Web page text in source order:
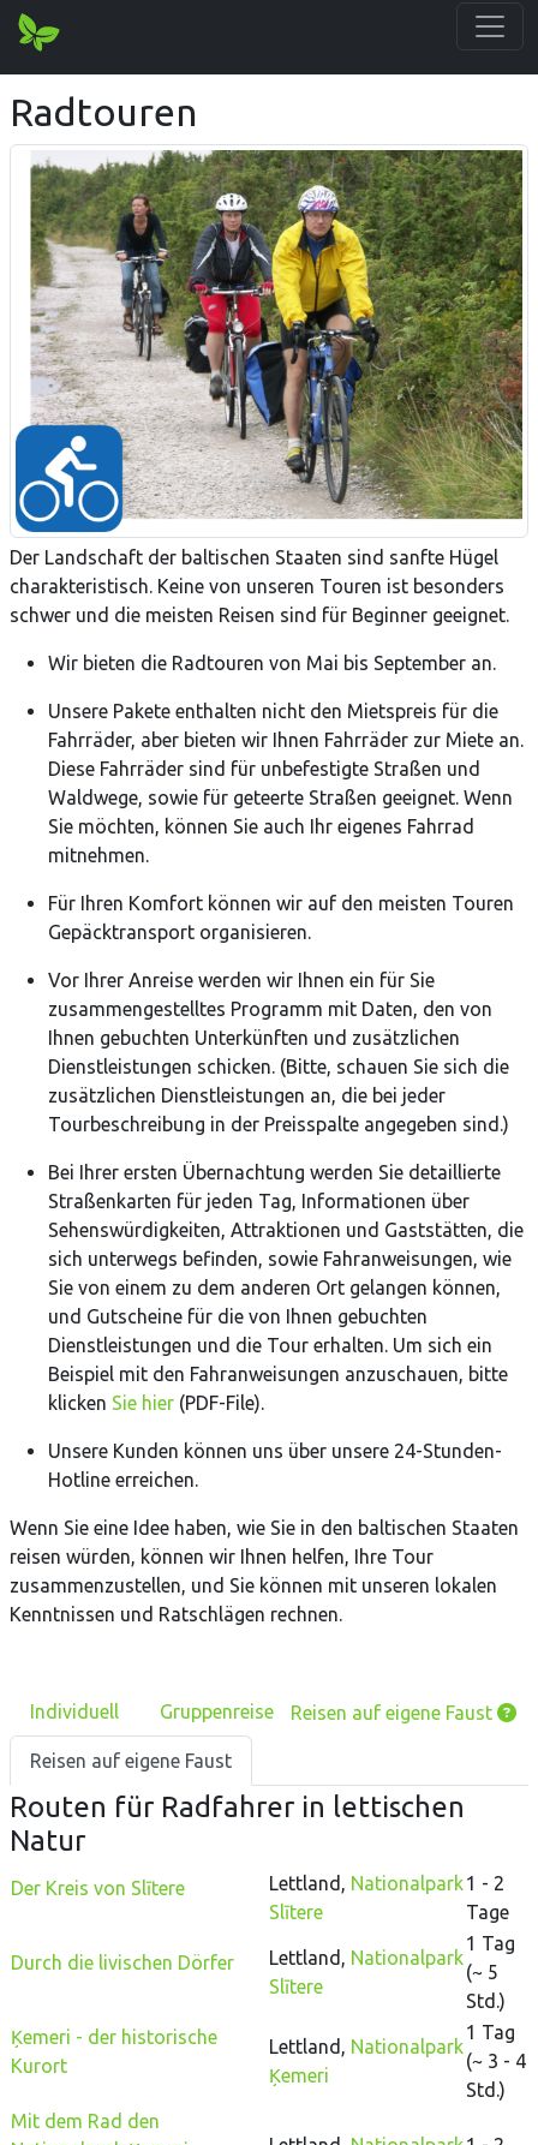
Radtouren
Der Landschaft der baltischen Staaten sind sanfte Hügel
charakteristisch. Keine von unseren Touren ist besonders
schwer und die meisten Reisen sind für Beginner geeignet.
Wir bieten die Radtouren von Mai bis September an.
Unsere Pakete enthalten nicht den Mietspreis für die
Fahrräder, aber bieten wir Ihnen Fahrräder zur Miete an.
Diese Fahrräder sind für unbefestigte Straßen und
Waldwege, sowie für geteerte Straßen geeignet. Wenn
Sie möchten, können Sie auch Ihr eigenes Fahrrad
mitnehmen.
Für Ihren Komfort können wir auf den meisten Touren
Gepäcktransport organisieren.
Vor Ihrer Anreise werden wir Ihnen ein für Sie
zusammengestelltes Programm mit Daten, den von
Ihnen gebuchten Unterkünften und zusätzlichen
Dienstleistungen schicken. (Bitte, schauen Sie sich die
zusätzlichen Dienstleistungen an, die bei jeder
Tourbeschreibung in der Preisspalte angegeben sind.)
Bei Ihrer ersten Übernachtung werden Sie detaillierte
Straßenkarten für jeden Tag, Informationen über
Sehenswürdigkeiten, Attraktionen und Gaststätten, die
sich unterwegs befinden, sowie Fahranweisungen, wie
Sie von einem zu dem anderen Ort gelangen können,
und Gutscheine für die von Ihnen gebuchten
Dienstleistungen und die Tour erhalten. Um sich ein
Beispiel mit den Fahranweisungen anzuschauen, bitte
klicken Sie hier (PDF-File).
Unsere Kunden können uns über unsere 24-Stunden-
Hotline erreichen.
Wenn Sie eine Idee haben, wie Sie in den baltischen Staaten
reisen würden, können wir Ihnen helfen, Ihre Tour
zusammenzustellen, und Sie können mit unseren lokalen
Kenntnissen und Ratschlägen rechnen.
Individuell Gruppenreise
Reisen auf eigene Faust
Reisen auf eigene Faust
Routen für Radfahrer in lettischen
Natur
Der Kreis von Slītere Lettland , Nationalpark
Slītere
1 - 2
Tage
Durch die livischen Dörfer Lettland , Nationalpark
Slītere
1 Tag
(~ 5
Std.)
Ķemeri - der historische
Kurort
Lettland , Nationalpark
Ķemeri
1 Tag
(~ 3 - 4
Std.)
Mit dem Rad den